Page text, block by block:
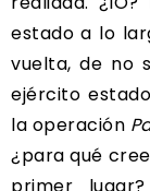
estado a lo
vuelta, de no
ejército
la operación
¿para qué